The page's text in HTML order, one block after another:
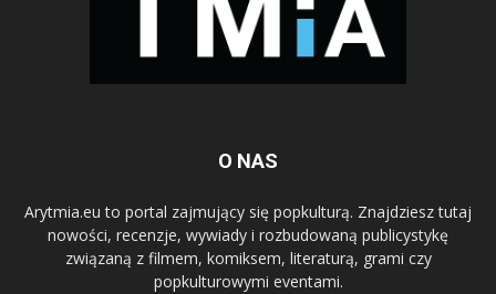
O NAS
Arytmia.eu to portal zajmujący się popkulturą. Znajdziesz tutaj
nowości, recenzje, wywiady i rozbudowaną publicystykę
związaną z filmem, komiksem, literaturą, grami czy
popkulturowymi eventami.